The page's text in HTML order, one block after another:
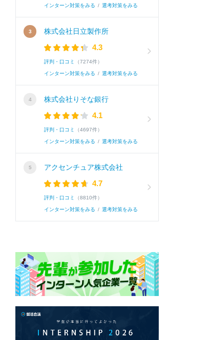
0
インターン対策をみる / 選考対策をみる
株式会社日立製作所
4.3
評判・口コミ （7274件）
インターン対策をみる / 選考対策をみる
株式会社りそな銀行
4.1
評判・口コミ （4697件）
インターン対策をみる / 選考対策をみる
アクセンチュア株式会社
4.7
評判・口コミ （8810件）
インターン対策をみる / 選考対策をみる